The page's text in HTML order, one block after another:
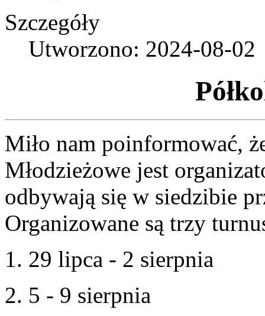
Szczegóły
Utworzono: 2024-08-02
Miło nam poinformować,
Młodzieżowe jest
odbywają się w siedzibie
Organizowane są trzy
1. 29 lipca - 2 sierpnia
2. 5 - 9 sierpnia